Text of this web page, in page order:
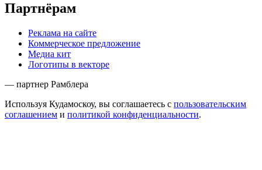
Партнёрам
Реклама на сайте
Коммерческое предложение
Медиа кит
Логотипы в векторе
— партнер Рамблера
Используя Кудамоскоу, вы соглашаетесь с пользовательским
соглашением и политикой конфиденциальности.